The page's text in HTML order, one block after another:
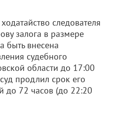
следователя
залога в размере
быть внесена
судебного
области до 17:00
продлил срок его
до 72 часов (до 22:20